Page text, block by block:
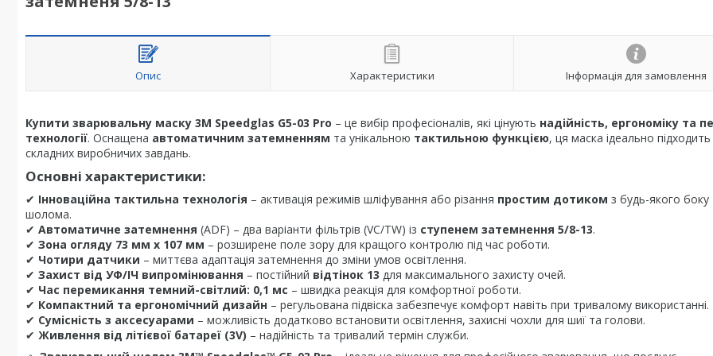
Опис Характеристики Інформація для замовлення
Купити зварювальну маску 3M Speedglas G5-03 Pro – це вибір професіоналів, які цінують надійність, ергономіку та
технології. Оснащена автоматичним затемненням та унікальною тактильною функцією, ця маска ідеально
складних виробничих завдань.
Основні характеристики:
✔ Інноваційна тактильна технологія – активація режимів шліфування або різання простим дотиком з будь-якого боку
шолома.
✔ Автоматичне затемнення (ADF) – два варіанти фільтрів (VC/TW) із ступенем затемнення 5/8-13.
✔ Зона огляду 73 мм x 107 мм – розширене поле зору для кращого контролю під час роботи.
✔ Чотири датчики – миттєва адаптація затемнення до зміни умов освітлення.
✔ Захист від УФ/ІЧ випромінювання – постійний відтінок 13 для максимального захисту очей.
✔ Час перемикання темний-світлий: 0,1 мс – швидка реакція для комфортної роботи.
✔ Компактний та ергономічний дизайн – регульована підвіска забезпечує комфорт навіть при тривалому використанні.
✔ Сумісність з аксесуарами – можливість додатково встановити освітлення, захисні чохли для шиї та голови.
✔ Живлення від літієвої батареї (3V) – надійність та тривалий термін служби.